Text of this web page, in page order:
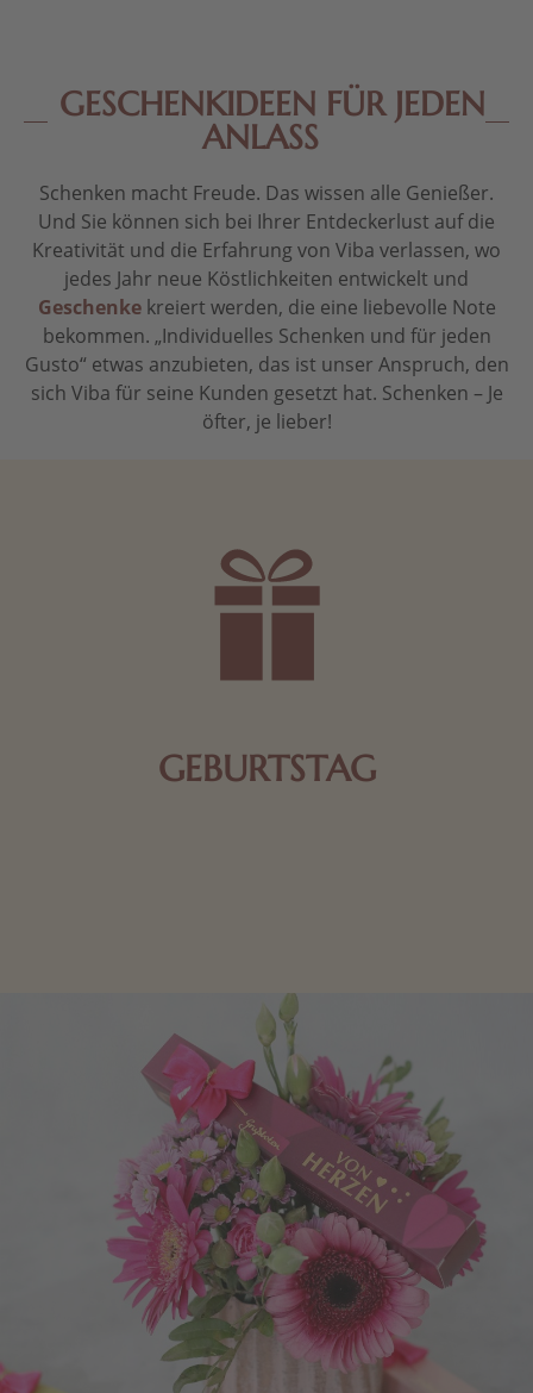
GESCHENKIDEEN FÜR JEDEN
ANLASS
Schenken macht Freude. Das wissen alle Genießer.
Und Sie können sich bei Ihrer Entdeckerlust auf die
Kreativität und die Erfahrung von Viba verlassen, wo
jedes Jahr neue Köstlichkeiten entwickelt und
Geschenkekreiert werden, die eine liebevolle Note
bekommen. „Individuelles Schenken und für jeden
Gusto“ etwas anzubieten, das ist unser Anspruch, den
sich Viba für seine Kunden gesetzt hat. Schenken – Je
öfter, je lieber!
GEBURTSTAG